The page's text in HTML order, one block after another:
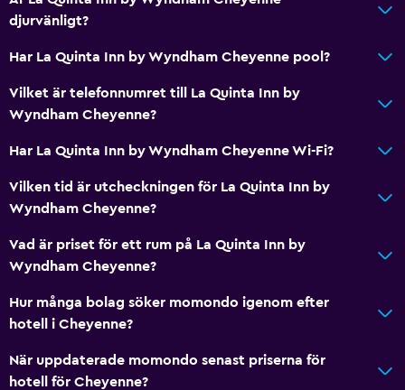
djurvänligt?
Har La Quinta Inn by Wyndham Cheyenne pool?
Vilket är telefonnumret till La Quinta Inn by
Wyndham Cheyenne?
Har La Quinta Inn by Wyndham Cheyenne Wi-Fi?
Vilken tid är utcheckningen för La Quinta Inn by
Wyndham Cheyenne?
Vad är priset för ett rum på La Quinta Inn by
Wyndham Cheyenne?
Hur många bolag söker momondo igenom efter
hotell i Cheyenne?
När uppdaterade momondo senast priserna för
hotell för Cheyenne?